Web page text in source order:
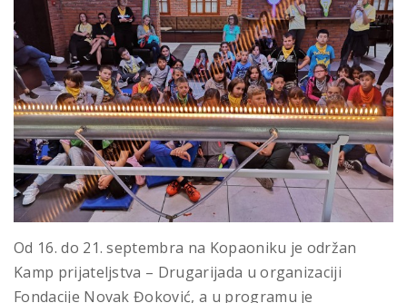
Od 16. do 21. septembra na Kopaoniku je održan
Kamp prijateljstva – Drugarijada u organizaciji
Fondacije Novak Đoković, a u programu je